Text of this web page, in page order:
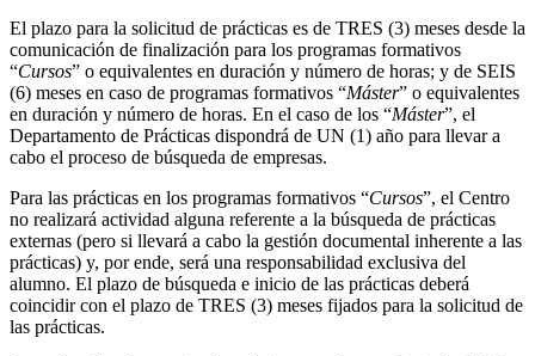
El plazo para la solicitud de prácticas es de TRES (3) meses desde la
comunicación de finalización para los programas formativos
“Cursos” o equivalentes en duración y número de horas; y de SEIS
(6) meses en caso de programas formativos “Máster” o equivalentes
en duración y número de horas. En el caso de los “Máster”, el
Departamento de Prácticas dispondrá de UN (1) año para llevar a
cabo el proceso de búsqueda de empresas.
Para las prácticas en los programas formativos “Cursos”, el Centro
no realizará actividad alguna referente a la búsqueda de prácticas
externas (pero si llevará a cabo la gestión documental inherente a las
prácticas) y, por ende, será una responsabilidad exclusiva del
alumno. El plazo de búsqueda e inicio de las prácticas deberá
coincidir con el plazo de TRES (3) meses fijados para la solicitud de
las prácticas.